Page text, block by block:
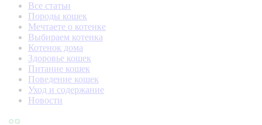
Все статьи
Породы кошек
Мечтаете о котенке
Выбираем котенка
Котенок дома
Здоровье кошек
Питание кошек
Поведение кошек
Уход и содержание
Новости